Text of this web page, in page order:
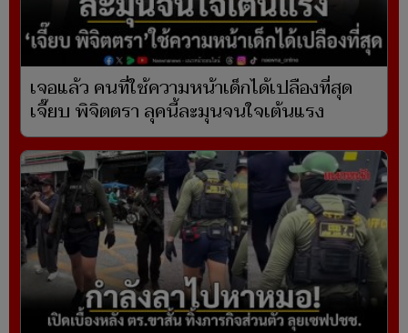
เจอแล้ว คนที่ใช้ความหน้าเด็กได้เปลืองที่สุด
เจี๊ยบ พิจิตตรา ลุคนี้ละมุนจนใจเต้นแรง